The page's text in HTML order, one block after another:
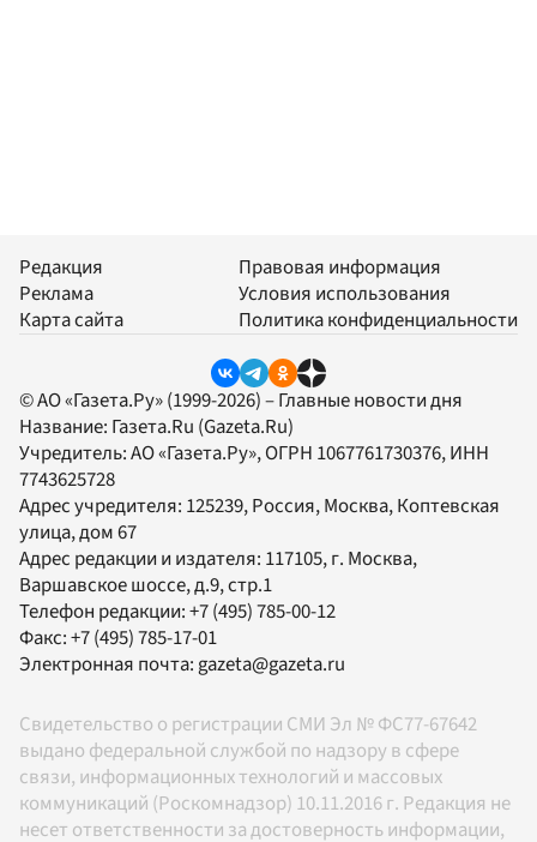
Редакция
Реклама
Карта сайта
Правовая информация
Условия использования
Политика конфиденциальности
© АО «Газета.Ру» (1999-2026) – Главные новости дня
Название: Газета.Ru (Gazeta.Ru)
Учредитель:АО «Газета.Ру», ОГРН 1067761730376, ИНН
7743625728
Адрес учредителя: 125239, Россия, Москва, Коптевская
улица, дом 67
Адрес редакции и издателя: 117105, г. Москва,
Варшавское шоссе, д.9, стр.1
Телефон редакции:+7 (495) 785-00-12
Факс:+7 (495) 785-17-01
Электронная почта: gazeta@gazeta.ru
Свидетельство о регистрации СМИ Эл № ФС77-67642
выдано федеральной службой по надзору в сфере
связи, информационных технологий и массовых
коммуникаций (Роскомнадзор) 10.11.2016 г. Редакция не
несет ответственности за достоверность информации,